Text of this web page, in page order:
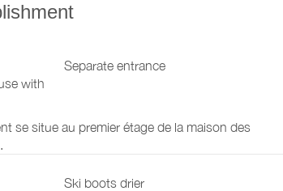
Separate entrance
with
se situe au premier étage de la maison des
Ski boots drier